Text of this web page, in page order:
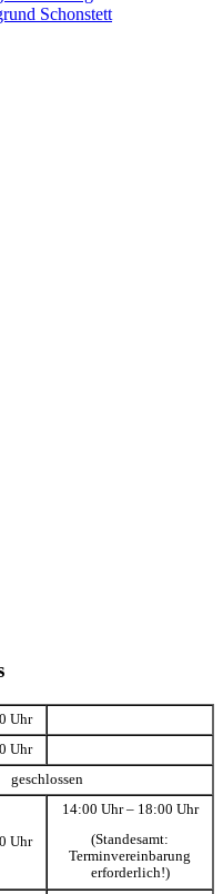
Schonstett
Uhr
Uhr
geschlossen
Uhr
14:00 Uhr – 18:00 Uhr
(Standesamt:
Terminvereinbarung
erforderlich!)